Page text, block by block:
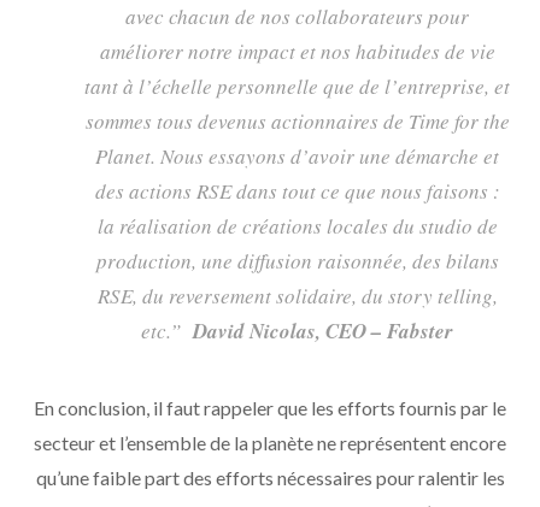
avec chacun de nos collaborateurs pour
améliorer notre impact et nos habitudes de vie
tant à l’échelle personnelle que de l’entreprise, et
sommes tous devenus actionnaires de Time for the
Planet. Nous essayons d’avoir une démarche et
des actions RSE dans tout ce que nous faisons :
la réalisation de créations locales du studio de
production, une diffusion raisonnée, des bilans
RSE, du reversement solidaire, du story telling,
etc.” David Nicolas, CEO – Fabster
En conclusion, il faut rappeler que les efforts fournis par le
secteur et l’ensemble de la planète ne représentent encore
qu’une faible part des efforts nécessaires pour ralentir les